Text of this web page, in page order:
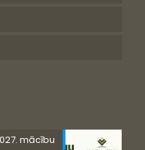
mācību